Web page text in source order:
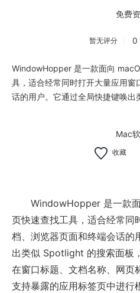
免费
暂无评分 0
WindowHopper 是一款面向
具，适合经常同时打开大量应用窗
话的用户。它通过全局快捷键唤
Mac
WindowHopper 是一款
页快速查找工具，适合经常同
档、浏览器页面和终端会话的
出类似 Spotlight 的搜索面板
在窗口标题、文档名称、网页
支持暴露的应用标签页中进行